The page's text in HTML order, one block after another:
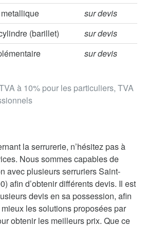
à 10% pour les particuliers, TVA
sur devis
(barillet)
sur devis
sur devis
la serrurerie, n’hésitez pas à
Nous sommes capables de
avec plusieurs serruriers Saint-
afin d’obtenir différents devis. Il est
devis en sa possession, afin
les solutions proposées par
obtenir les meilleurs prix. Que ce